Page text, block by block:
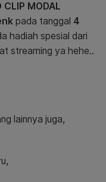
CLIP MODAL
pada tanggal 4
hadiah spesial dari
streaming ya hehe..
lainnya juga,